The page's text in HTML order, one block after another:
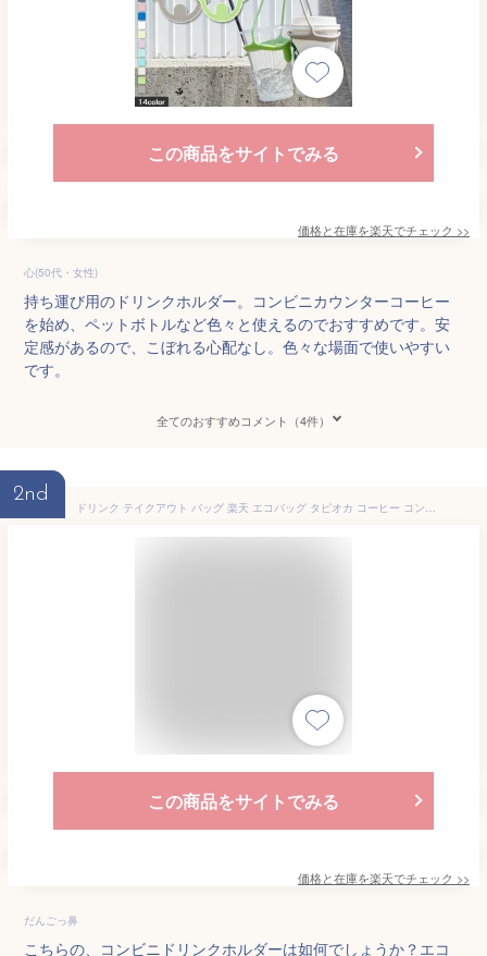
この商品をサイトでみる
価格と在庫を楽天でチェック >>
心(50代・女性)
持ち運び用のドリンクホルダー。コンビニカウンターコーヒー
を始め、ペットボトルなど色々と使えるのでおすすめです。安
定感があるので、こぼれる心配なし。色々な場面で使いやすい
です。
全てのおすすめコメント（4件）
2nd
ドリンク テイクアウト バッグ 楽天 エコバッグ タピオカ コーヒー コンビニバッグ ドリンクホルダー 持ち歩き ドリンクバッグ ペットボトル 持ち運び コンパクト おしゃれ 小さめ かわいい 女の子 保冷 保温 ギフト タンブラー プレゼント ミニ 手提げ
この商品をサイトでみる
価格と在庫を楽天でチェック >>
だんごっ鼻
こちらの、コンビニドリンクホルダーは如何でしょうか？エコ